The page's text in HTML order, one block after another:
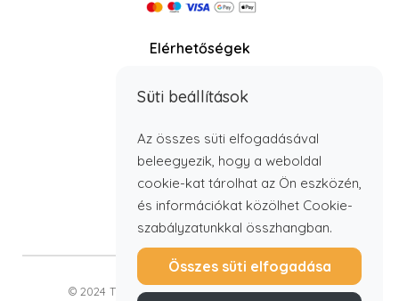
Elérhetőségek
E-mail:info@timbabutor.hu
© 2024 Timba Bútor Kft. Minden jog fenntartva.
Süti beállítások
Az összes süti elfogadásával
beleegyezik, hogy a weboldal
cookie-kat tárolhat az Ön eszközén,
és információkat közölhet Cookie-
szabályzatunkkal összhangban.
Összes süti elfogadása